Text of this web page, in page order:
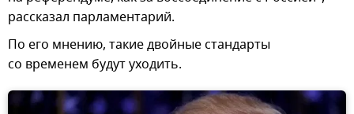
рассказал парламентарий.
По его мнению, такие двойные стандарты
со временем будут уходить.